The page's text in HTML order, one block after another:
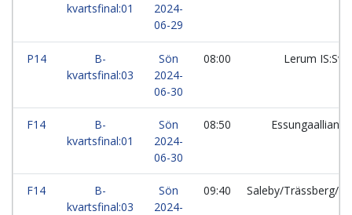
kvartsfinal:01
2024-
06-29
P14
B-
kvartsfinal:03
Sön
2024-
06-30
08:00 Lerum
F14
B-
kvartsfinal:01
Sön
2024-
06-30
08:50
F14
B-
kvartsfinal:03
Sön
2024-
09:40 Saleby/Trässberg/